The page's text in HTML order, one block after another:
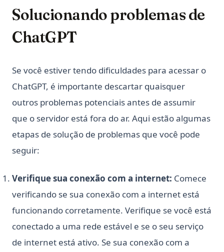
Solucionando problemas de
ChatGPT
Se você estiver tendo dificuldades para acessar o
ChatGPT, é importante descartar quaisquer
outros problemas potenciais antes de assumir
que o servidor está fora do ar. Aqui estão algumas
etapas de solução de problemas que você pode
seguir:
Verifique sua conexão com a internet: Comece
verificando se sua conexão com a internet está
funcionando corretamente. Verifique se você está
conectado a uma rede estável e se o seu serviço
de internet está ativo. Se sua conexão com a